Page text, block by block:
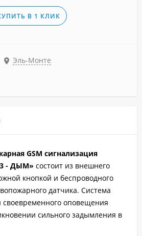
В 1 КЛИК
Эль-Монте
GSM сигнализация
- ДЫМ» состоит из внешнего
кнопкой и беспроводного
датчика. Система
своевременного оповещения
сильного задымления в